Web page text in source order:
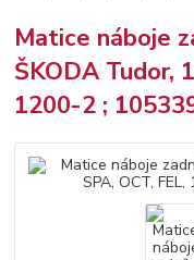
Matice náboje
ŠKODA Tudor,
1200-2 ;